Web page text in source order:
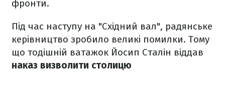
фронти.
Під час наступу на "Східний вал", радянське
керівництво зробило великі помилки. Тому
що тодішній ватажок Йосип Сталін віддав
наказ визволити столицю